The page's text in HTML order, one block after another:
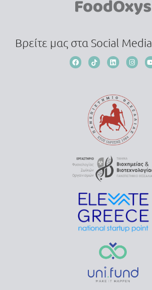
Βρείτε μας στα Social Media